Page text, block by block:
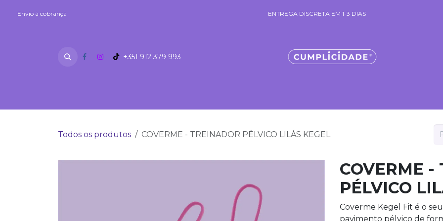
Envio à cobrança ENTREGA DISCRETA EM 1-3 DIAS
+351 912 379 993
Envio à cobrança ENTREGA DISCRETA EM 1-3 DIAS
Todos os produtos COVERME - TREINADOR PÉLVICO LILÁS KEGEL
COVERME -
PÉLVICO
Coverme Kegel Fit é o
pavimento pélvico de